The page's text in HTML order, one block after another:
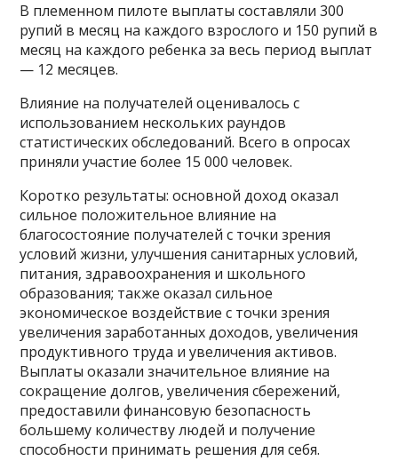
В племенном пилоте выплаты составляли 300
рупий в месяц на каждого взрослого и 150 рупий в
месяц на каждого ребенка за весь период выплат
— 12 месяцев.
Влияние на получателей оценивалось с
использованием нескольких раундов
статистических обследований. Всего в опросах
приняли участие более 15 000 человек.
Коротко результаты: основной доход оказал
сильное положительное влияние на
благосостояние получателей с точки зрения
условий жизни, улучшения санитарных условий,
питания, здравоохранения и школьного
образования; также оказал сильное
экономическое воздействие с точки зрения
увеличения заработанных доходов, увеличения
продуктивного труда и увеличения активов.
Выплаты оказали значительное влияние на
сокращение долгов, увеличения сбережений,
предоставили финансовую безопасность
большему количеству людей и получение
способности принимать решения для себя.